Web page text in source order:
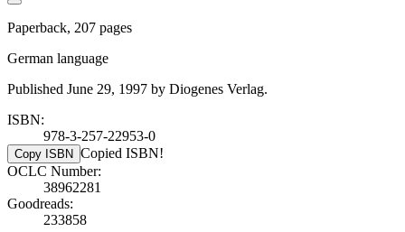
Paperback, 207 pages
German language
Published June 29, 1997 by Diogenes Verlag.
ISBN:
978-3-257-22953-0
Copy ISBN Copied ISBN!
OCLC Number:
38962281
Goodreads:
233858